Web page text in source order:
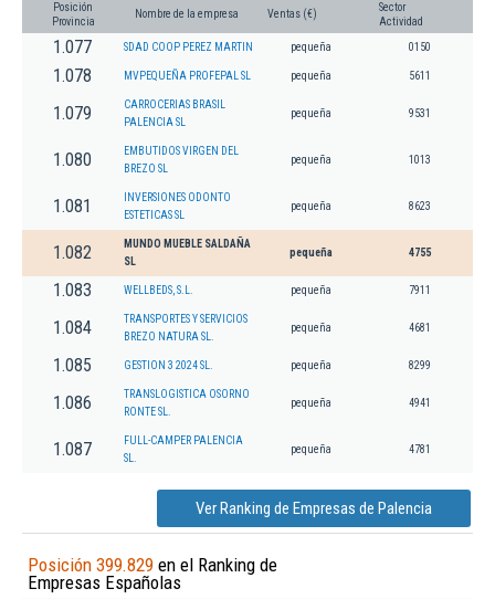
Posición
Provincia
Nombre de la empresa Ventas (€)
Sector
Actividad
1.077 SDAD COOP PEREZ MARTIN pequeña 0150
1.078 MVPEQUEÑA PROFEPAL SL pequeña 5611
1.079
CARROCERIAS BRASIL
PALENCIA SL
pequeña 9531
1.080
EMBUTIDOS VIRGEN DEL
BREZO SL
pequeña 1013
1.081
INVERSIONES ODONTO
ESTETICAS SL
pequeña 8623
1.082
MUNDO MUEBLE SALDAÑA
SL
pequeña 4755
1.083 WELLBEDS, S.L. pequeña 7911
1.084
TRANSPORTES Y SERVICIOS
BREZO NATURA SL.
pequeña 4681
1.085 GESTION 3 2024 SL. pequeña 8299
1.086
TRANSLOGISTICA OSORNO
RONTE SL.
pequeña 4941
1.087
FULL-CAMPER PALENCIA
SL.
pequeña 4781
Ver Ranking de Empresas de Palencia
Posición 399.829 en el Ranking de
Empresas Españolas